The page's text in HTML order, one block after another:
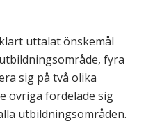
uttalat önskemål
fyra
sig på två olika
övriga fördelade sig
utbildningsområden.